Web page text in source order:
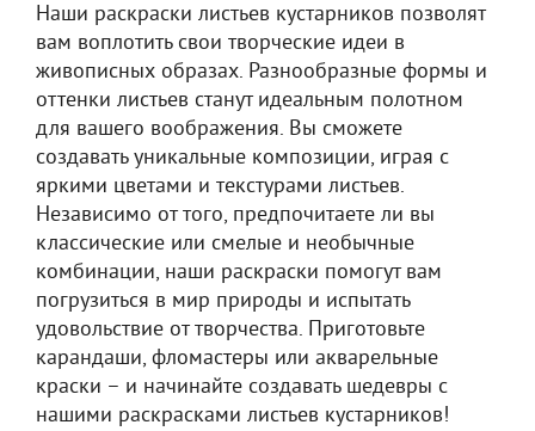
Наши раскраски листьев кустарников позволят
вам воплотить свои творческие идеи в
живописных образах. Разнообразные формы и
оттенки листьев станут идеальным полотном
для вашего воображения. Вы сможете
создавать уникальные композиции, играя с
яркими цветами и текстурами листьев.
Независимо от того, предпочитаете ли вы
классические или смелые и необычные
комбинации, наши раскраски помогут вам
погрузиться в мир природы и испытать
удовольствие от творчества. Приготовьте
карандаши, фломастеры или акварельные
краски – и начинайте создавать шедевры с
нашими раскрасками листьев кустарников!